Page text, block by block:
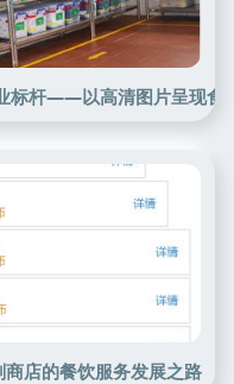
标杆——以高清图片呈现食
店的餐饮服务发展之路